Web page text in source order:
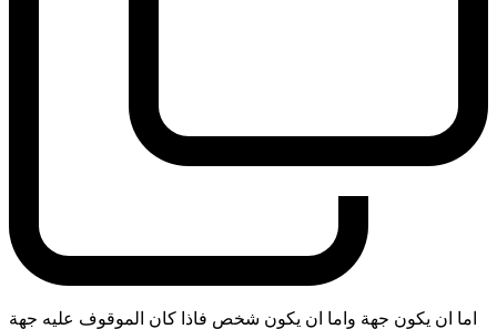
اما ان يكون جهة واما ان يكون شخص فاذا كان الموقوف عليه جهة